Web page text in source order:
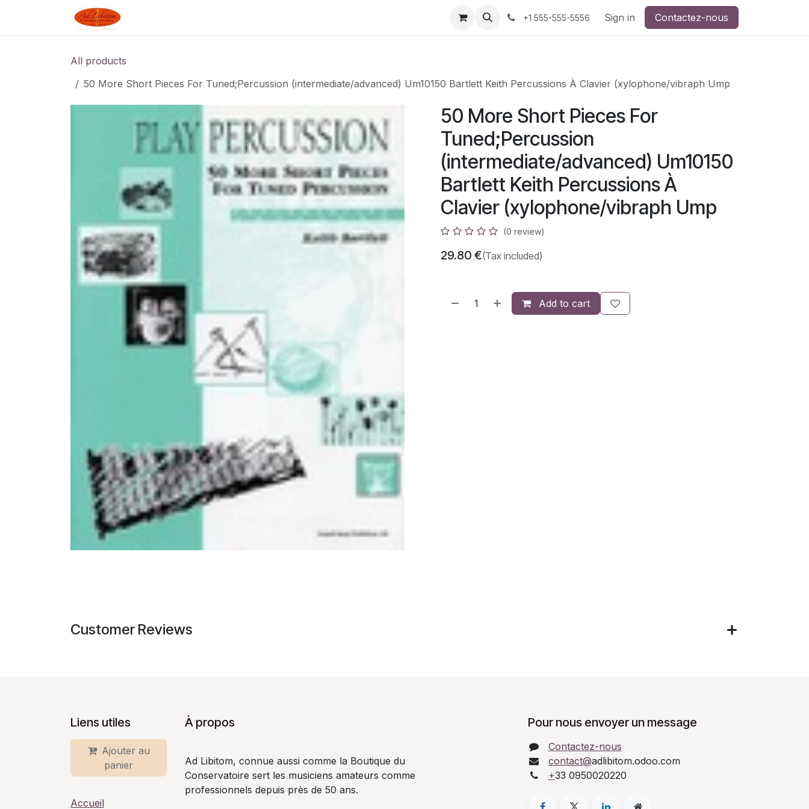
Appointment Contact us +1 555-555-5556 Sign in Contactez-nous
All products
50 More Short Pieces For Tuned;Percussion (intermediate/advanced) Um10150 Bartlett Keith Percussions À Clavier (xylophone/vibraph Ump
50 More Short Pieces For
Tuned;Percussion
(intermediate/advanced) Um10150
Bartlett Keith Percussions À
Clavier (xylophone/vibraph Ump
(0 review)
29.80 €(Tax included)
Add to cart
Customer Reviews
Liens utiles
Ajouter au
panier
Accueil
À propos
Ad Libitom, connue aussi comme la Boutique du
Conservatoire sert les musiciens amateurs comme
professionnels depuis près de 50 ans.
Pour nous envoyer un message
Contactez-nous
contact@adlibitom.odoo.com
+33 0950020220